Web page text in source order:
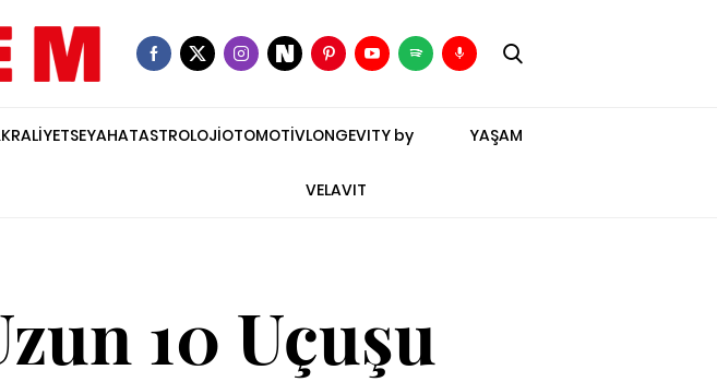
SEYAHATASTROLOJİOTOMOTİVLONGEVITY by
VELAVIT
YAŞAM
10 Uçuşu